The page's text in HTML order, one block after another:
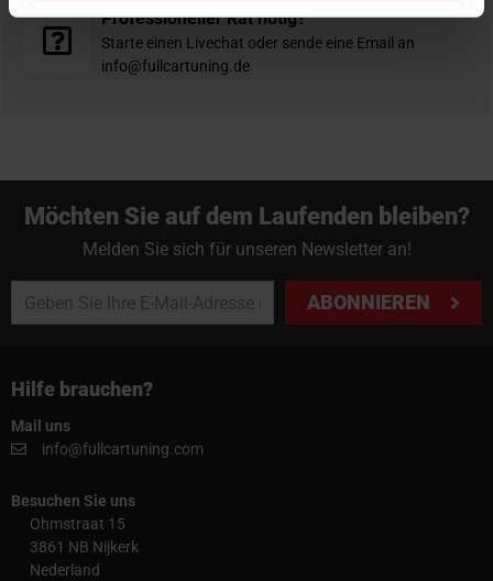
Professioneller Rat nötig?
Starte einen Livechat oder sende eine Email an
info@fullcartuning.de
Möchten Sie auf dem Laufenden bleiben?
Melden Sie sich für unseren Newsletter an!
ABONNIEREN
Hilfe brauchen?
Mail uns
info@fullcartuning.com
Besuchen Sie uns
Ohmstraat 15
3861 NB Nijkerk
Nederland